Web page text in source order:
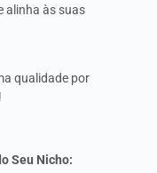
alinha às suas
qualidade por
Seu Nicho: